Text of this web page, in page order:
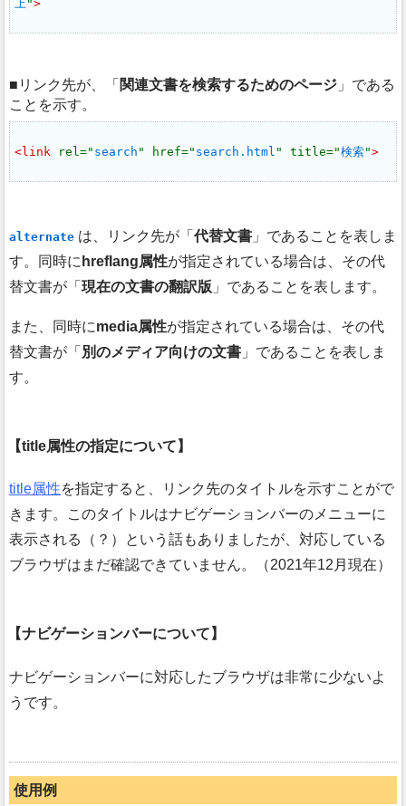
上 ">
リンク先が、 関連文書を検索するためのページ
である
ことを示す。
<link rel=" search " href=" search.html " title="検索">
alternate は、リンク先が 代替文書
であることを表しま
す。同時に hreflang属性が指定されている場合は、その代
替文書が
現在の文書の翻訳版 であることを表します。
また、同時にmedia属性が指定されている場合は、その代
替文書が
別のメディア向けの文書
であることを表しま
す。
title属性の指定について
title属性を指定すると、リンク先のタイトルを示すことがで
きます。このタイトルはナビゲーションバーのメニューに
表示される（？）という話もありましたが、対応している
ブラウザはまだ確認できていません。（2021年12月現在）
ナビゲーションバーについて
ナビゲーションバーに対応したブラウザは非常に少ないよ
うです。
使用例